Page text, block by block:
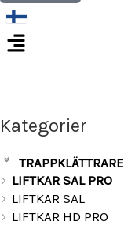
Kategorier
»
TRAPPKLÄTTRARE
LIFTKAR SAL PRO
LIFTKAR SAL
LIFTKAR HD PRO